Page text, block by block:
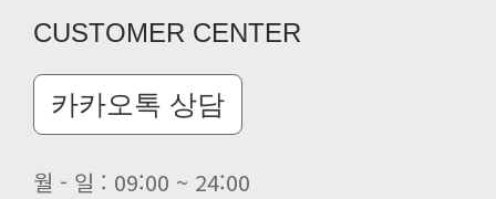
CUSTOMER CENTER
카카오톡 상담
월 - 일 : 09:00 ~ 24:00